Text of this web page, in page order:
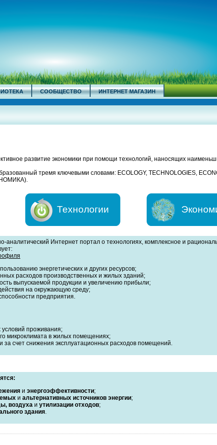
СООБЩЕСТВО ИНТЕРНЕТ МАГАЗИН
развитие экономики при помощи технологий, наносящих
тремя ключевыми словами: ECOLOGY, TECHNOLOGIES,
Технологии
аналитический Интернет портал о технологиях, комплексное и
энергетических и других ресурсов;
расходов производственных и жилых зданий;
выпускаемой продукции и увеличению прибыли;
на окружающую среду;
предприятия.
проживания;
микроклимата в жилых помещениях;
за счет снижения эксплуатационных расходов помещений.
и энергоэффективности;
и альтернативных источников энергии;
воздуха и утилизации отходов;
здания